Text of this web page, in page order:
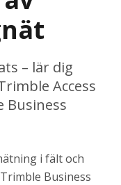
– lär dig
Access
Business
i fält och
Business